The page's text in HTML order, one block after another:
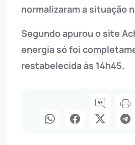
normalizaram a situação
Segundo apurou o site
energia só foi
restabelecida às 14h45.